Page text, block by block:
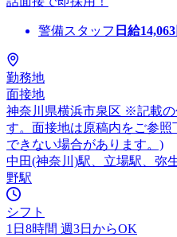
警備スタッフ 日給14,063
勤務地
面接地
神奈川県横浜市泉区 ※記載
す。面接地は原稿内をご参
できない場合があります。)
中田(神奈川)駅、立場駅、弥
野駅
シフト
1日8時間 週3日からOK